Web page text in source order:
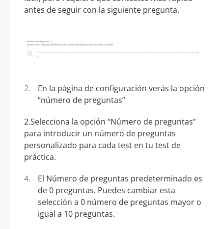
antes de seguir con la siguiente pregunta.
En la página de configuración verás la opción
“número de preguntas”
2.Selecciona la opción “Número de preguntas”
para introducir un número de preguntas
personalizado para cada test en tu test de
práctica.
El Número de preguntas predeterminado es
de 0 preguntas. Puedes cambiar esta
selección a 0 número de preguntas mayor o
igual a 10 preguntas.